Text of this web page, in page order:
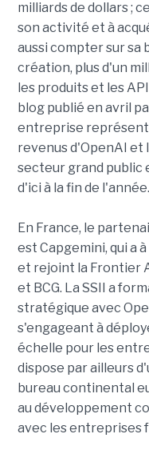
milliards de dollars ;
son activité et à
aussi compter sur sa
création, plus d'un
les produits et les
blog publié en avril
entreprise
revenus d'OpenAI et
secteur grand
d'ici à la fin de l'année.
En France, le
est Capgemini, qui a
et rejoint la Frontier
et BCG. La SSII a
stratégique avec
s'engageant à
échelle pour les
dispose par ailleurs
bureau continental
au développement
avec les entreprises